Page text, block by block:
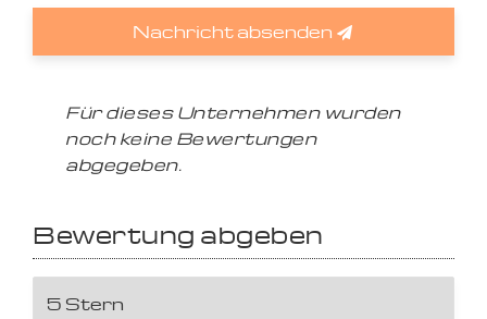
Nachricht absenden
Für dieses Unternehmen wurden
noch keine Bewertungen
abgegeben.
Bewertung abgeben